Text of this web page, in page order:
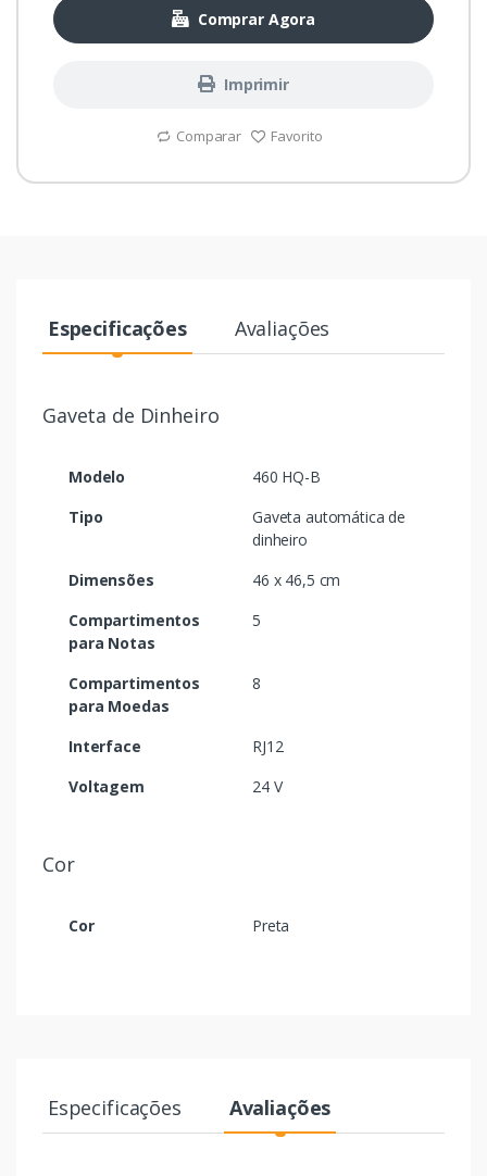
Comprar Agora
Imprimir
Comparar Favorito
Especificações Avaliações
Gaveta de Dinheiro
Modelo
460 HQ-B
Tipo
Gaveta automática de
dinheiro
Dimensões
46 x 46,5 cm
Compartimentos
para Notas
5
Compartimentos
para Moedas
8
Interface
RJ12
Voltagem
24 V
Cor
Cor Preta
Especificações Avaliações